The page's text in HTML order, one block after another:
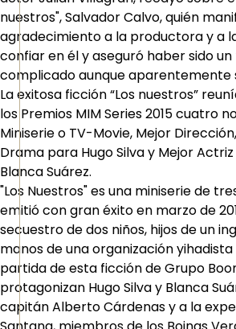
nuestros", Salvador Calvo, quién
agradecimiento a la productora y a
confiar en él y aseguró haber sido
complicado aunque aparentemente
La exitosa ficción “Los nuestros”
los Premios MIM Series 2015 cuatro
Miniserie o TV-Movie, Mejor
Drama para Hugo Silva y Mejor
Blanca Suárez.
"Los Nuestros" es una miniserie de
emitió con gran éxito en marzo de
secuestro de dos niños, hijos de un
manos de una organización
partida de esta ficción de Grupo
protagonizan Hugo Silva y Blanca
capitán Alberto Cárdenas y a la